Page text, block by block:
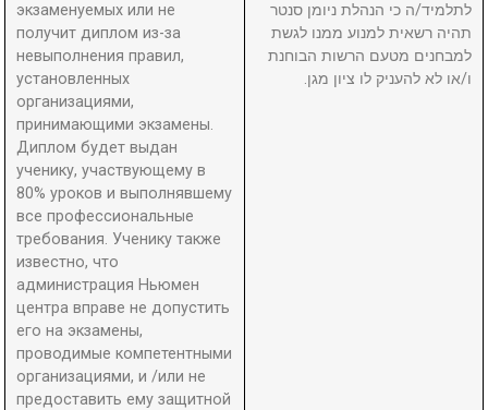
экзаменуемых или не
получит диплом из-за
невыполнения правил,
установленных
организациями,
принимающими экзамены.
Диплом будет выдан
ученику, участвующему в
80% уроков и выполнявшему
все профессиональные
требования. Ученику также
известно, что
администрация Ньюмен
центра вправе не допустить
его на экзамены,
проводимые компетентными
организациями, и /или не
предоставить ему защитной
לתלמיד/ה כי הנהלת ניומן סנטר
תהיה רשאית למנוע ממנו לגשת
למבחנים מטעם הרשות הבוחנת
ו/או לא להעניק לו ציון מגן.